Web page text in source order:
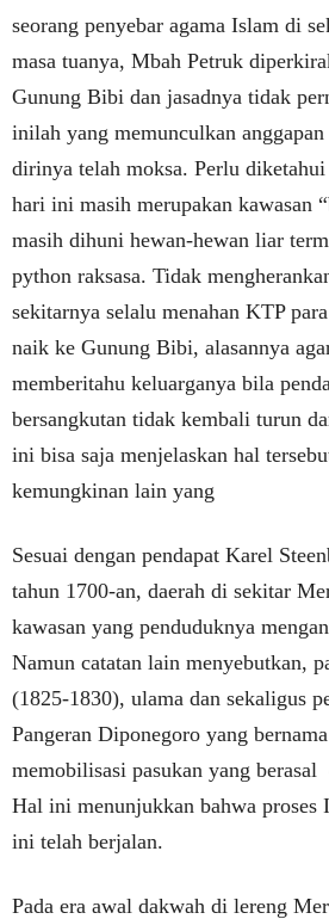
seorang penyebar agama Islam di
masa tuanya, Mbah Petruk
Gunung Bibi dan jasadnya tidak
inilah yang memunculkan
dirinya telah moksa. Perlu
hari ini masih merupakan kawasan
masih dihuni hewan-hewan liar
python raksasa. Tidak
sekitarnya selalu menahan KTP
naik ke Gunung Bibi, alasannya
memberitahu keluarganya bila
bersangkutan tidak kembali turun
ini bisa saja menjelaskan hal
kemungkinan lain yang
Sesuai dengan pendapat Karel
tahun 1700-an, daerah di sekitar
kawasan yang penduduknya
Namun catatan lain menyebutkan,
(1825-1830), ulama dan sekaligus
Pangeran Diponegoro yang
memobilisasi pasukan yang
Hal ini menunjukkan bahwa proses
ini telah berjalan.
Pada era awal dakwah di lereng